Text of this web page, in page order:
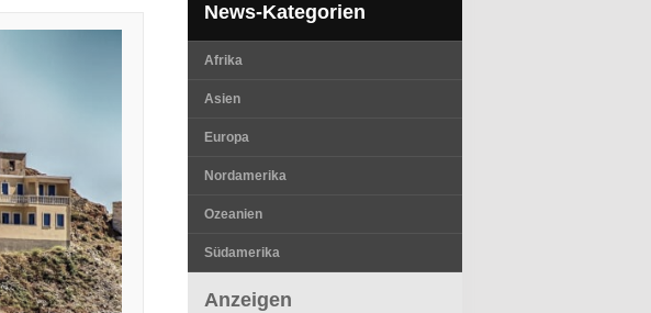
News-Kategorien
Afrika
Asien
Europa
Nordamerika
Ozeanien
Südamerika
Anzeigen